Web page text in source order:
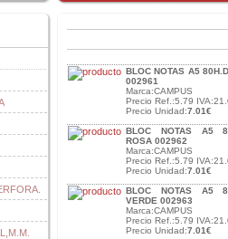
BLOC NOTAS A5
002961
Marca:CAMPUS
Precio Ref.:5.79
Precio Unidad:7.01€
BLOC NOTAS A5
ROSA 002962
Marca:CAMPUS
Precio Ref.:5.79
Precio Unidad:7.01€
BLOC NOTAS A5
VERDE 002963
Marca:CAMPUS
Precio Ref.:5.79
Precio Unidad:7.01€